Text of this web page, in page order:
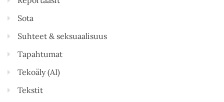
Sota
Suhteet & seksuaalisuus
Tapahtumat
Tekoäly (AI)
Tekstit